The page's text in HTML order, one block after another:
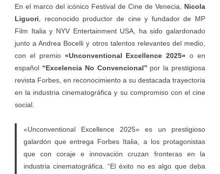
En el marco del icónico Festival de Cine de Venecia, Nicola
Liguori , reconocido productor de cine y fundador de MP
Film Italia y NYV Entertainment USA, ha sido galardonado
junto a Andrea Bocelli y otros talentos relevantes del medio,
con el premio«Unconventional Excellence 2025»o en
español “Excelencia No Convencional” por la prestigiosa
revista Forbes, en reconocimiento a su destacada trayectoria
en la industria cinematográfica y su compromiso con el cine
social.
«Unconventional Excellence 2025» es un prestigioso
galardón que entrega Forbes Italia, a los protagonistas
que con coraje e innovación cruzan fronteras en la
industria cinematográfica. “El éxito no es algo que deba